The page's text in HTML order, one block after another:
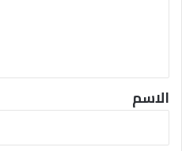
*
الاسم